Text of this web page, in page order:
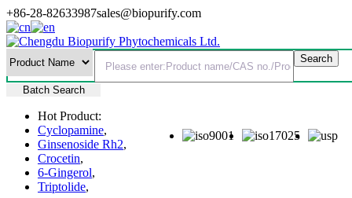
+86-28-82633987sales@biopurify.com
Batch Search
Hot Product:
Cyclopamine,
Ginsenoside Rh2,
Crocetin,
6-Gingerol,
Triptolide,